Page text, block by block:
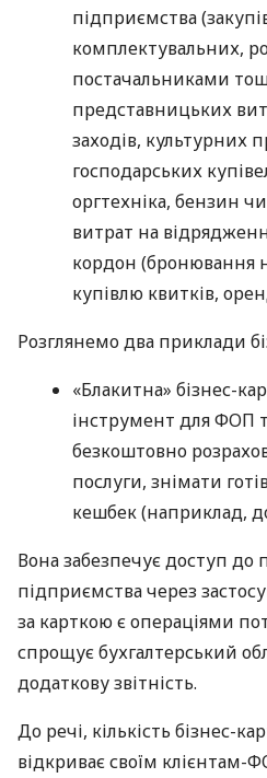
підприємства
комплектувальних,
постачальниками
представницьких
заходів, культурних
господарських
оргтехніка, бензин
витрат на
кордон (бронювання
купівлю квитків,
Розглянемо два приклади
«Блакитна» бізнес-
інструмент для ФОП
безкоштовно
послуги, знімати
кешбек (наприклад,
Вона забезпечує доступ до
підприємства через
за карткою є операціями
спрощує бухгалтерський
додаткову звітність.
До речі, кількість бізнес-
відкриває своїм